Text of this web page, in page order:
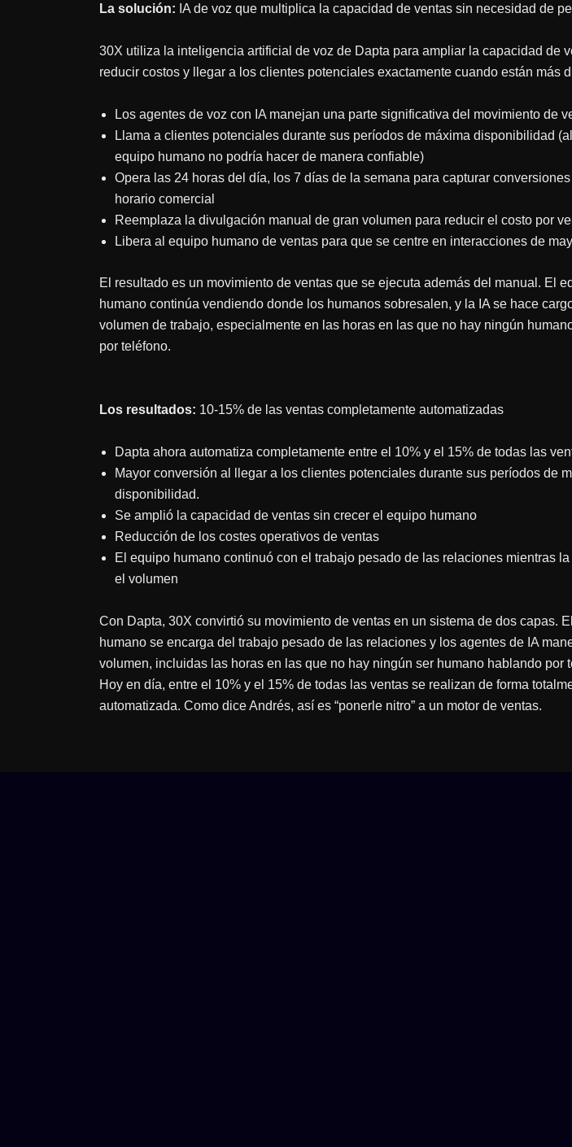
La solución: IA de voz que multiplica la capacidad de ventas sin necesidad de
30X utiliza la inteligencia artificial de voz de Dapta para ampliar la capacidad de
reducir costos y llegar a los clientes potenciales exactamente cuando están más
Los agentes de voz con IA manejan una parte significativa del movimiento de
Llama a clientes potenciales durante sus períodos de máxima disponibilidad
equipo humano no podría hacer de manera confiable)
Opera las 24 horas del día, los 7 días de la semana para capturar conversiones
horario comercial
Reemplaza la divulgación manual de gran volumen para reducir el costo por
Libera al equipo humano de ventas para que se centre en interacciones de
El resultado es un movimiento de ventas que se ejecuta además del manual. El
humano continúa vendiendo donde los humanos sobresalen, y la IA se hace
volumen de trabajo, especialmente en las horas en las que no hay ningún
por teléfono.
Los resultados: 10-15% de las ventas completamente automatizadas
Dapta ahora automatiza completamente entre el 10% y el 15% de todas las
Mayor conversión al llegar a los clientes potenciales durante sus períodos de
disponibilidad.
Se amplió la capacidad de ventas sin crecer el equipo humano
Reducción de los costes operativos de ventas
El equipo humano continuó con el trabajo pesado de las relaciones mientras la
el volumen
Con Dapta, 30X convirtió su movimiento de ventas en un sistema de dos capas.
humano se encarga del trabajo pesado de las relaciones y los agentes de IA
volumen, incluidas las horas en las que no hay ningún ser humano hablando por
Hoy en día, entre el 10% y el 15% de todas las ventas se realizan de forma
automatizada. Como dice Andrés, así es “ponerle nitro” a un motor de ventas.